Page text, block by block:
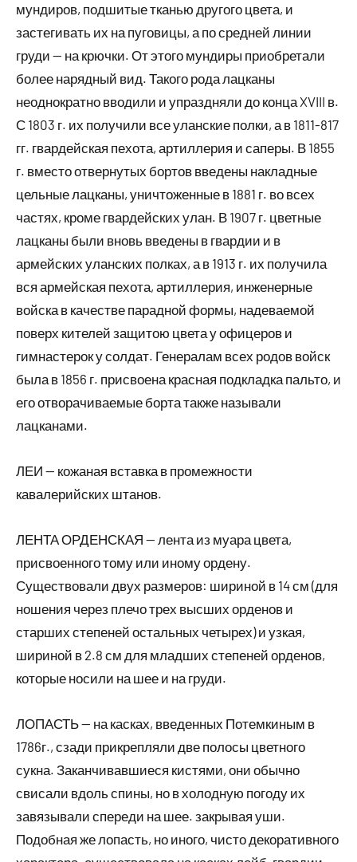
мундиров, подшитые тканью другого цвета, и
застегивать их на пуговицы, а по средней линии
груди — на крючки. От этого мундиры приобретали
более нарядный вид. Такого рода лацканы
неоднократно вводили и упраздняли до конца XVIII в.
С 1803 г. их получили все уланские полки, а в 1811-817
гг. гвардейская пехота, артиллерия и саперы. В 1855
г. вместо отвернутых бортов введены накладные
цельные лацканы, уничтоженные в 1881 г. во всех
частях, кроме гвардейских улан. В 1907 г. цветные
лацканы были вновь введены в гвардии и в
армейских уланских полках, а в 1913 г. их получила
вся армейская пехота, артиллерия, инженерные
войска в качестве парадной формы, надеваемой
поверх кителей защитою цвета у офицеров и
гимнастерок у солдат. Генералам всех родов войск
была в 1856 г. присвоена красная подкладка пальто, и
его отворачиваемые борта также называли
лацканами.
ЛЕИ — кожаная вставка в промежности
кавалерийских штанов.
ЛЕНТА ОРДЕНСКАЯ — лента из муара цвета,
присвоенного тому или иному ордену.
Существовали двух размеров: шириной в 14 см (для
ношения через плечо трех высших орденов и
старших степеней остальных четырех) и узкая,
шириной в 2.8 см для младших степеней орденов,
которые носили на шее и на груди.
ЛОПАСТЬ — на касках, введенных Потемкиным в
1786г., сзади прикрепляли две полосы цветного
сукна. Заканчивавшиеся кистями, они обычно
свисали вдоль спины, но в холодную погоду их
завязывали спереди на шее. закрывая уши.
Подобная же лопасть, но иного, чисто декоративного